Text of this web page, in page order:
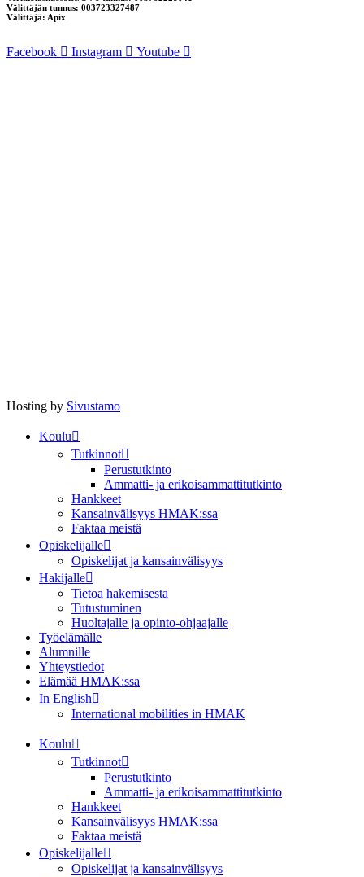
Välittäjän tunnus: 003723327487
Välittäjä: Apix
Facebook Instagram Youtube
Hosting by Sivustamo
Koulu
Tutkinnot
Perustutkinto
Ammatti- ja erikoisammattitutkinto
Hankkeet
Kansainvälisyys HMAK:ssa
Faktaa meistä
Opiskelijalle
Opiskelijat ja kansainvälisyys
Hakijalle
Tietoa hakemisesta
Tutustuminen
Huoltajalle ja opinto-ohjaajalle
Työelämälle
Alumnille
Yhteystiedot
Elämää HMAK:ssa
In English
International mobilities in HMAK
Koulu
Tutkinnot
Perustutkinto
Ammatti- ja erikoisammattitutkinto
Hankkeet
Kansainvälisyys HMAK:ssa
Faktaa meistä
Opiskelijalle
Opiskelijat ja kansainvälisyys